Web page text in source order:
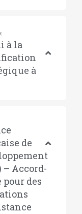
à la
à
de
– Accord-
pour des